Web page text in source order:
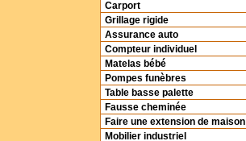
Carport
Grillage rigide
Assurance auto
Compteur individuel
Matelas bébé
Pompes funèbres
Table basse palette
Fausse cheminée
Faire une extension de maison
Mobilier industriel